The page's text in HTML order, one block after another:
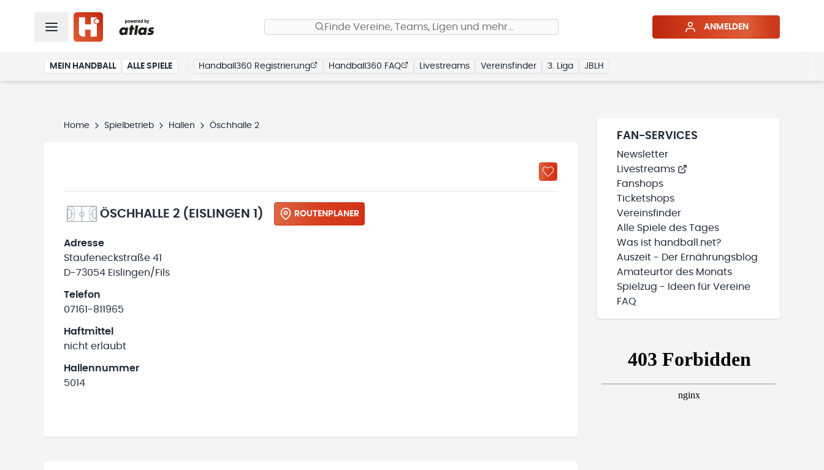
Finde Vereine, Teams, Ligen und mehr… ANMELDEN
MEIN HANDBALL ALLE SPIELE Handball360 Registrierung Handball360 FAQ Livestreams Vereinsfinder 3. Liga JBLH
Home Spielbetrieb Hallen Öschhalle 2
ÖSCHHALLE 2 (EISLINGEN 1) ROUTENPLANER
Adresse
Staufeneckstraße 41
D-73054 Eislingen/Fils
Telefon
07161-811965
Haftmittel
nicht erlaubt
Hallennummer
5014
FAN-SERVICES
Newsletter
Livestreams
Fanshops
Ticketshops
Vereinsfinder
Alle Spiele des Tages
Was ist handball.net?
Auszeit - Der Ernährungsblog
Amateurtor des Monats
Spielzug - Ideen für Vereine
FAQ